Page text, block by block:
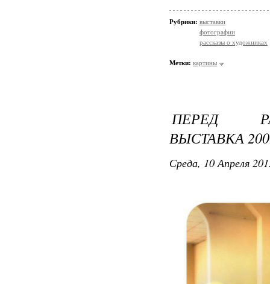
Рубрики: выставки
фотографии
рассказы о художниках
Метки: картины
ПЕРЕД
ВЫСТАВКА
Среда, 10 Апреля